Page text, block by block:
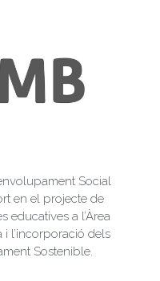
Social
en el projecte de
educatives a l’Àrea
l’incorporació dels
Sostenible.